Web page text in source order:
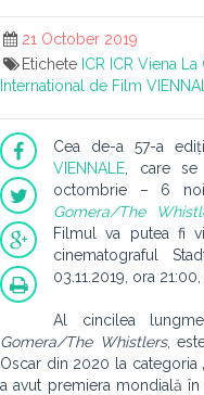
21 October 2019
Etichete ICR ICR Viena
International de Film
Cea de-a 57-a
VIENNALE , care
octombrie – 6
Gomera/The
Filmul va putea fi
cinematograful
03.11.2019, ora
Al cincilea
Gomera/The Whistlers,
Oscar din 2020 la categoria
a avut premiera mondială